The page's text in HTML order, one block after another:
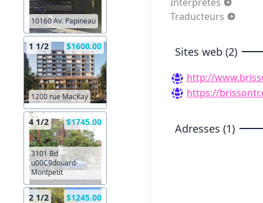
10160 Av. Papineau
1 1/2 $1600.00
1200 rue MacKay
4 1/2 $1745.00
3101 Bd
u00C9douard-
Montpetit
2 1/2 $1245.00
Traducteurs
Sites web (2)
http://
https://
Adresses (1)